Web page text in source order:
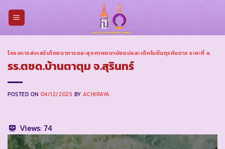
โครงการส่งเสริมโภชนาการและสุขภาพอนามัยแม่และเด็กในถิ่นทุรกันดาร ระยะที่ ๕
รร.ตชด.บ้านตาตุม จ.สุรินทร์
POSTED ON 04/12/2025 BYACHIRAYA
Views:74